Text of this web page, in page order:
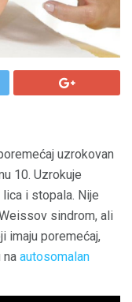
uzrokovan
10. Uzrokuje
i stopala. Nije
sindrom, ali
imaju poremećaj,
na autosomalan